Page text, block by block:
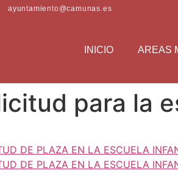
ayuntamiento@camunas.es
INICIO AREAS
para la
DE PLAZA EN LA ESCUELA
DE PLAZA EN LA ESCUELA